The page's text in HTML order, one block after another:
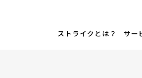
ストライクとは？ サー